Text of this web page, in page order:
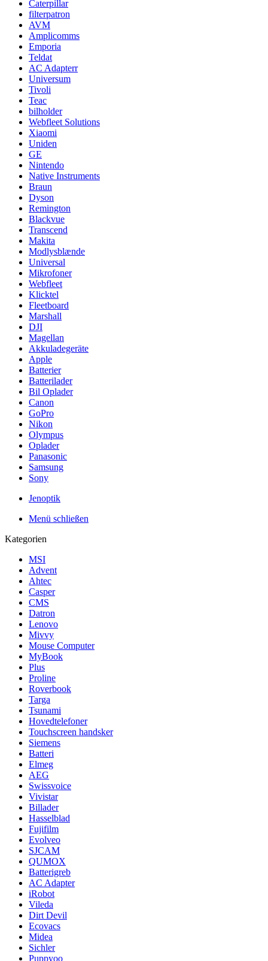
Caterpillar
filterpatron
AVM
Amplicomms
Emporia
Teldat
AC Adapterr
Universum
Tivoli
Teac
bilholder
Webfleet Solutions
Xiaomi
Uniden
GE
Nintendo
Native Instruments
Braun
Dyson
Remington
Blackvue
Transcend
Makita
Modlysblænde
Universal
Mikrofoner
Webfleet
Klicktel
Fleetboard
Marshall
DJI
Magellan
Akkuladegeräte
Apple
Batterier
Batterilader
Bil Oplader
Canon
GoPro
Nikon
Olympus
Oplader
Panasonic
Samsung
Sony
Jenoptik
Menü schließen
Kategorien
MSI
Advent
Ahtec
Casper
CMS
Datron
Lenovo
Mivvy
Mouse Computer
MyBook
Plus
Proline
Roverbook
Targa
Tsunami
Hovedtelefoner
Touchscreen handsker
Siemens
Batteri
Elmeg
AEG
Swissvoice
Vivistar
Billader
Hasselblad
Fujifilm
Evolveo
SJCAM
QUMOX
Batterigreb
AC Adapter
iRobot
Vileda
Dirt Devil
Ecovacs
Midea
Sichler
Puppyoo